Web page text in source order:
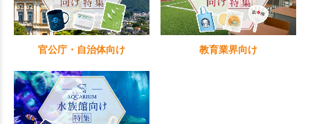
官公庁・自治体向け 教育業界向け